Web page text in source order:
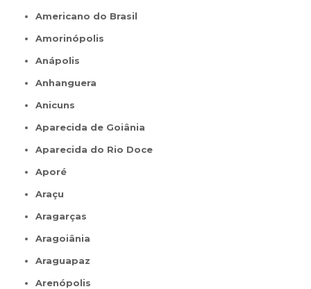
Americano do Brasil
Amorinópolis
Anápolis
Anhanguera
Anicuns
Aparecida de Goiânia
Aparecida do Rio Doce
Aporé
Araçu
Aragarças
Aragoiânia
Araguapaz
Arenópolis